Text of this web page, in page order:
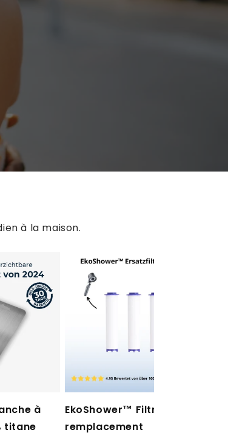
à la maison.
à
titane
EkoShower™ Filtre de
remplacement